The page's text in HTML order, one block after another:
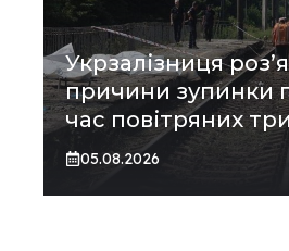
Укрзалізниця
причини зупинки
час повітряних
05.08.2026